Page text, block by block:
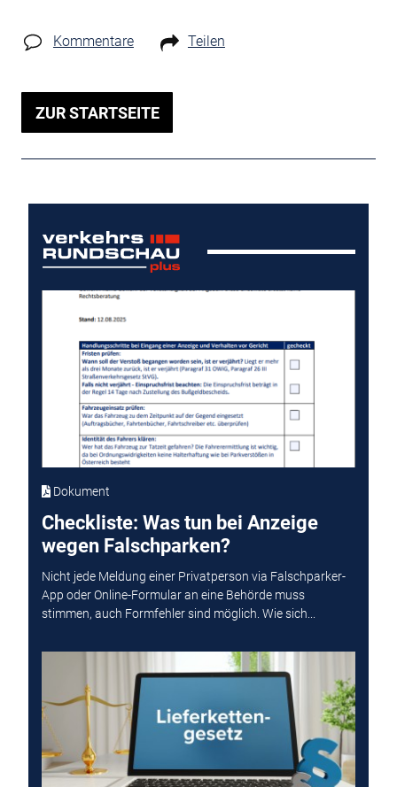
Kommentare Teilen
ZUR STARTSEITE
Dokument
Checkliste: Was tun bei Anzeige
wegen Falschparken?
Nicht jede Meldung einer Privatperson via Falschparker-
App oder Online-Formular an eine Behörde muss
stimmen, auch Formfehler sind möglich. Wie sich...